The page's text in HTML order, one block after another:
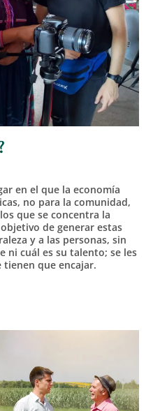
en el que la economía
no para la comunidad,
que se concentra la
de generar estas
y a las personas, sin
ni cuál es su talento; se les
tienen que encajar.